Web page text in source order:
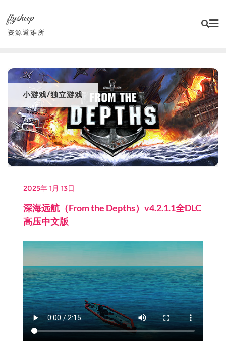
content
flysheep
资源避难所
小游戏/独立游戏
2025年 1月 13日
深海远航（From the Depths）v4.2.1.1全DLC
高压中文版